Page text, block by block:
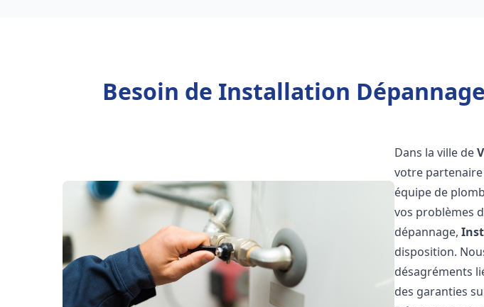
Besoin de Installation
Dans la ville de
votre
équipe de
vos problèmes
dépannage,
disposition.
désagréments
des garanties